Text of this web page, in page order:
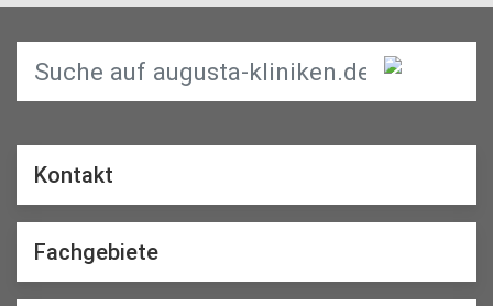
Kontakt
Fachgebiete